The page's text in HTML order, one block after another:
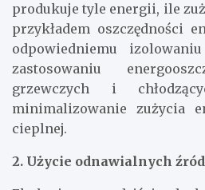
produkuje tyle energii, ile
przykładem oszczędności
odpowiedniemu
zastosowaniu
grzewczych i
minimalizowanie zużycia
cieplnej.
2. Użycie odnawialnych